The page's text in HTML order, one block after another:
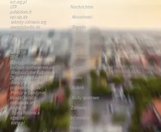
art.org.pl
UTP
Nachrichten
polskidom.lt
vpi-sip.de
Aktualności
sekrety-zdrowia.org
oswiataberlin.de
Pogoda
linktopoland.com
polen-pl.eu
spk-int.org
wir-edition
Sport
wnet.fm
DPG
Impressum
abctygodnik.pl
berliner-mieterverein.de
Datenschutz - Cookies
Werkstatt der Kulturen
ZP w Magdeburgu
Video
Polacy w Berlinie
polkiwberlinie.de
Rubrik
Polacy w Londynie
VivaceClassico Kluby sportowe
radiolwow.org
dpgsa.de
Zdrowie
Porta Polonica
agsa.de
Informator
kresy.pl
Freizeit